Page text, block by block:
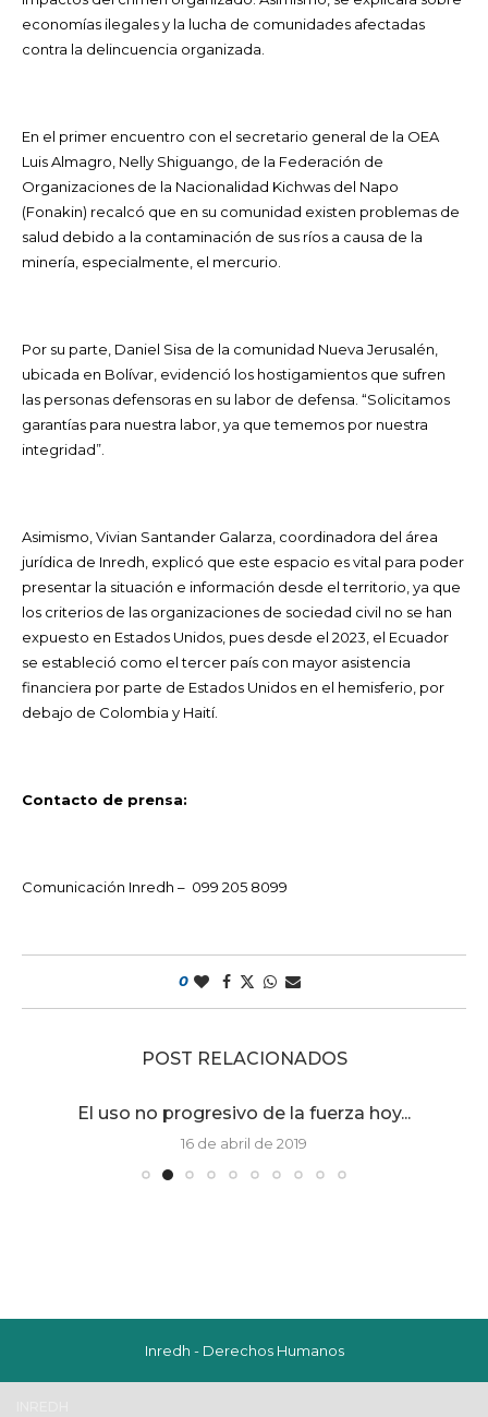
economías ilegales y la lucha de comunidades afectadas
contra la delincuencia organizada.
En el primer encuentro con el secretario general de la OEA
Luis Almagro, Nelly Shiguango, de la Federación de
Organizaciones de la Nacionalidad Kichwas del Napo
(Fonakin) recalcó que en su comunidad existen problemas de
salud debido a la contaminación de sus ríos a causa de la
minería, especialmente, el mercurio.
Por su parte, Daniel Sisa de la comunidad Nueva Jerusalén,
ubicada en Bolívar, evidenció los hostigamientos que sufren
las personas defensoras en su labor de defensa. “Solicitamos
garantías para nuestra labor, ya que tememos por nuestra
integridad”.
Asimismo, Vivian Santander Galarza, coordinadora del área
jurídica de Inredh, explicó que este espacio es vital para poder
presentar la situación e información desde el territorio, ya que
los criterios de las organizaciones de sociedad civil no se han
expuesto en Estados Unidos, pues desde el 2023, el Ecuador
se estableció como el tercer país con mayor asistencia
financiera por parte de Estados Unidos en el hemisferio, por
debajo de Colombia y Haití.
Contacto de prensa:
Comunicación Inredh – ‪ 099 205 8099
0
POST RELACIONADOS
El uso no progresivo de la fuerza hoy...
16 de abril de 2019
Inredh - Derechos Humanos